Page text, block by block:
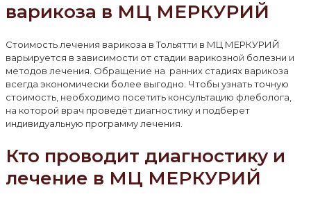
варикоза в МЦ МЕРКУРИЙ
Стоимость лечения варикоза в Тольятти в МЦ МЕРКУРИЙ
варьируется в зависимости от стадии варикозной болезни и
методов лечения. Обращение на ранних стадиях варикоза
всегда экономически более выгодно. Чтобы узнать точную
стоимость, необходимо посетить консультацию флеболога,
на которой врач проведёт диагностику и подберет
индивидуальную программу лечения.
Кто проводит диагностику и
лечение в МЦ МЕРКУРИЙ